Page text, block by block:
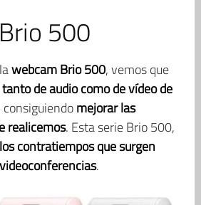
500
webcam Brio 500, vemos que
de audio como de vídeo de
consiguiendomejorar las
realicemos. Esta serie Brio 500,
contratiempos que surgen
.